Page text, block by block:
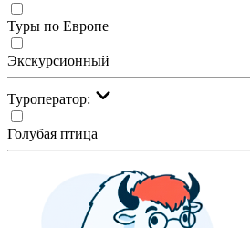
Туры по Европе
Экскурсионный
Туроператор:
Голубая птица